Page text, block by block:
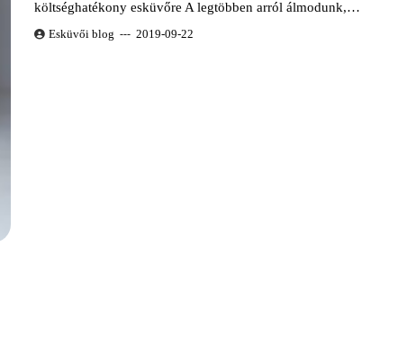
költséghatékony esküvőre A legtöbben arról álmodunk,…
Esküvői blog 2019-09-22